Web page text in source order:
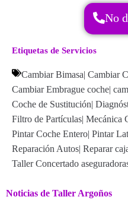
No
Etiquetas de Servicios
Cambiar Bimasa| Cambiar
Cambiar Embrague coche|
Coche de Sustitución|
Filtro de Partículas| Mecánica
Pintar Coche Entero| Pintar
Reparación Autos| Reparar
Taller Concertado
Noticias de Taller Argoños